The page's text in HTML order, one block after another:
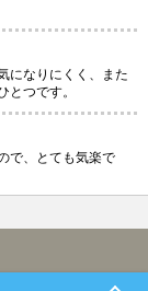
になりにくく、また
とつです。
で、とても気楽で